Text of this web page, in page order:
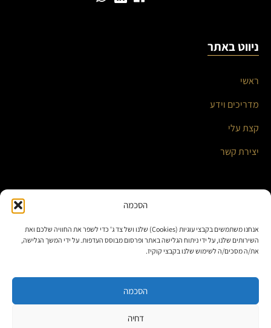
הסכמה
אנחנו משתמשים בקבצי עוגיות (Cookies) שלנו ושל צד ג' כדי לשפר את החוויה שלכם ואת
השירותים שלנו, על ידי ניתוח הגלישה באתר ופרסום מבוסס העדפות. על ידי המשך הגלישה,
את/ה מסכים/ה לשימוש שלנו בקבצי קוקיז.
הסכמה
דחיה
ניווט באתר
ראשי
מדריכים וידע
קצת עלי
יצירת קשר
אוטומציה עסקית ואינטגרציות חכמות
בניית אתרים ומערכות תוכן
פתרונות לאתרי וורדפרס